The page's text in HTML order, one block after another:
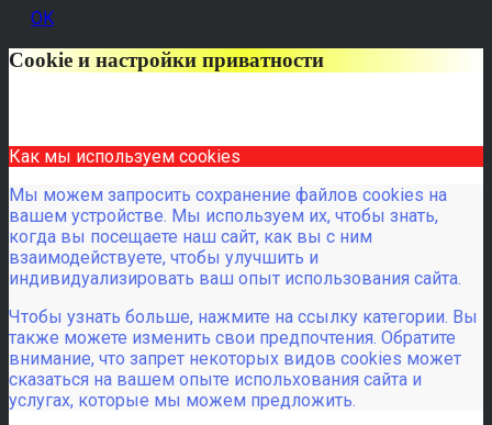
OK
Cookie и настройки приватности
Как мы используем cookies
Мы можем запросить сохранение файлов cookies на
вашем устройстве. Мы используем их, чтобы знать,
когда вы посещаете наш сайт, как вы с ним
взаимодействуете, чтобы улучшить и
индивидуализировать ваш опыт использования сайта.
Чтобы узнать больше, нажмите на ссылку категории. Вы
также можете изменить свои предпочтения. Обратите
внимание, что запрет некоторых видов cookies может
сказаться на вашем опыте испольхования сайта и
услугах, которые мы можем предложить.